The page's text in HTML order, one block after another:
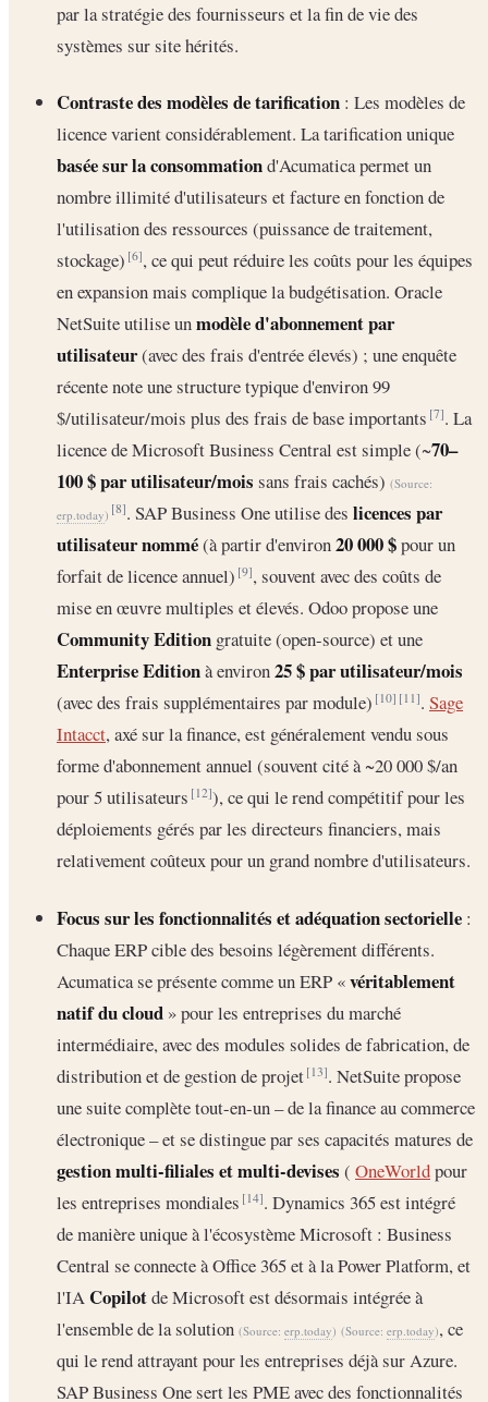
par la stratégie des fournisseurs et la fin de vie des
systèmes sur site hérités.
Contraste des modèles de tarification : Les modèles de
licence varient considérablement. La tarification unique
basée sur la consommationd'Acumatica permet un
nombre illimité d'utilisateurs et facture en fonction de
l'utilisation des ressources (puissance de traitement,
stockage)[6], ce qui peut réduire les coûts pour les équipes
en expansion mais complique la budgétisation. Oracle
NetSuite utilise unmodèle d'abonnement par
utilisateur(avec des frais d'entrée élevés) ; une enquête
récente note une structure typique d'environ 99
$/utilisateur/mois plus des frais de base importants[7]. La
licence de Microsoft Business Central est simple (~70–
100 $ par utilisateur/mois sans frais cachés) (Source:
erp.today) [8]. SAP Business One utilise des licences par
utilisateur nommé(à partir d'environ20 000 $pour un
forfait de licence annuel)[9], souvent avec des coûts de
mise en œuvre multiples et élevés. Odoo propose une
Community Edition gratuite (open-source) et une
Enterprise Editionà environ25 $ par utilisateur/mois
(avec des frais supplémentaires par module)[10] [11]. Sage
Intacct, axé sur la finance, est généralement vendu sous
forme d'abonnement annuel (souvent cité à ~20 000 $/an
pour 5 utilisateurs[12]), ce qui le rend compétitif pour les
déploiements gérés par les directeurs financiers, mais
relativement coûteux pour un grand nombre d'utilisateurs.
Focus sur les fonctionnalités et adéquation sectorielle :
Chaque ERP cible des besoins légèrement différents.
Acumatica se présente comme un ERP «véritablement
natif du cloud » pour les entreprises du marché
intermédiaire, avec des modules solides de fabrication, de
distribution et de gestion de projet[13]. NetSuite propose
une suite complète tout-en-un – de la finance au commerce
électronique – et se distingue par ses capacités matures de
gestion multi-filiales et multi-devises ( OneWorldpour
les entreprises mondiales[14]. Dynamics 365 est intégré
de manière unique à l'écosystème Microsoft : Business
Central se connecte à Office 365 et à la Power Platform, et
l'IACopilotde Microsoft est désormais intégrée à
l'ensemble de la solution (Source: erp.today) (Source: erp.today), ce
qui le rend attrayant pour les entreprises déjà sur Azure.
SAP Business One sert les PME avec des fonctionnalités